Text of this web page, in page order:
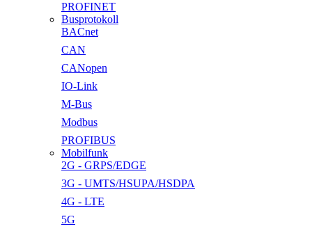
PROFINET
Busprotokoll
BACnet
CAN
CANopen
IO-Link
M-Bus
Modbus
PROFIBUS
Mobilfunk
2G - GRPS/EDGE
3G - UMTS/HSUPA/HSDPA
4G - LTE
5G